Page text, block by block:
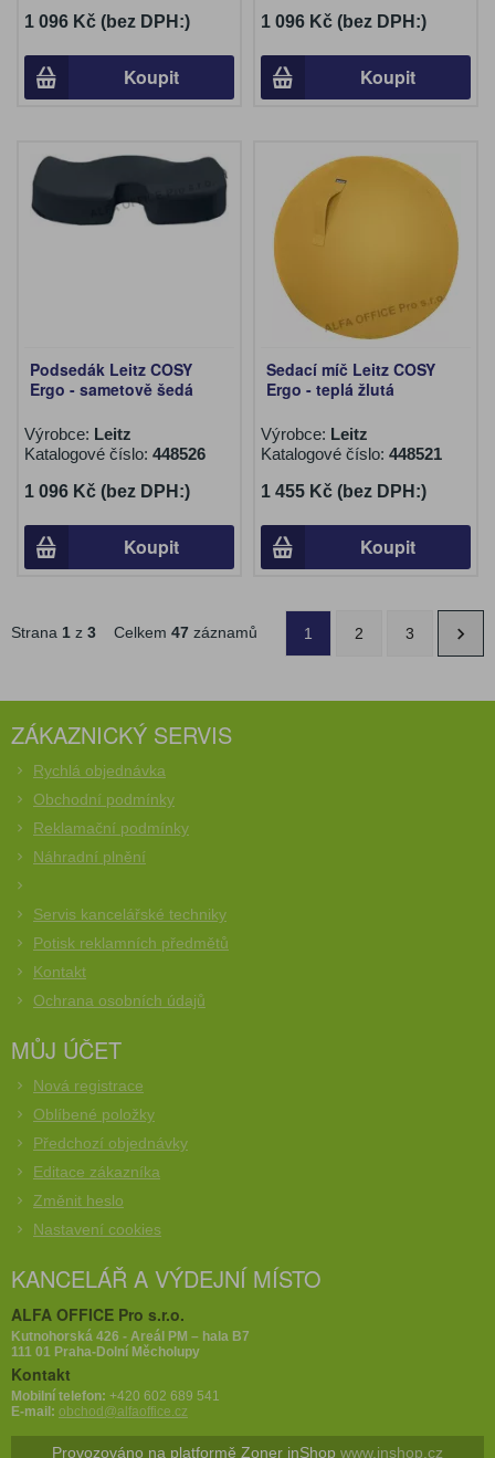
1 096 Kč (bez DPH:)
Koupit
1 096 Kč (bez DPH:)
Koupit
Podsedák Leitz COSY
Ergo - sametově šedá
Výrobce: Leitz
Katalogové číslo: 448526
1 096 Kč (bez DPH:)
Koupit
Sedací míč Leitz COSY
Ergo - teplá žlutá
Výrobce: Leitz
Katalogové číslo: 448521
1 455 Kč (bez DPH:)
Koupit
Strana 1 z 3 Celkem 47 záznamů 1 2 3
ZÁKAZNICKÝ SERVIS
Rychlá objednávka
Obchodní podmínky
Reklamační podmínky
Náhradní plnění
Servis kancelářské techniky
Potisk reklamních předmětů
Kontakt
Ochrana osobních údajů
MŮJ ÚČET
Nová registrace
Oblíbené položky
Předchozí objednávky
Editace zákazníka
Změnit heslo
Nastavení cookies
KANCELÁŘ A VÝDEJNÍ MÍSTO
ALFA OFFICE Pro s.r.o.
Kutnohorská 426 - Areál PM – hala B7
111 01 Praha-Dolní Měcholupy
Kontakt
Mobilní telefon: +420 602 689 541
E-mail: obchod@alfaoffice.cz
Provozováno na platformě Zoner inShop www.inshop.cz